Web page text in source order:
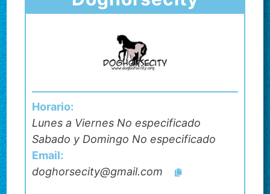
Horario:
Lunes a Viernes No especificado
Sabado y Domingo No especificado
Email:
doghorsecity@gmail.com